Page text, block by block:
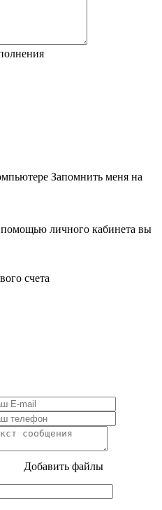
Запомнить меня на
помощью личного кабинета вы
счета
Добавить файлы